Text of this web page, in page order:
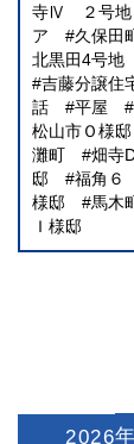
寺Ⅳ ２号地
ア
久保田
北黒田4号
吉藤分譲住
話
平屋
松山市Ｏ様邸
灘町
畑寺
邸
福角６
様邸
馬木
Ｉ様邸
2026: